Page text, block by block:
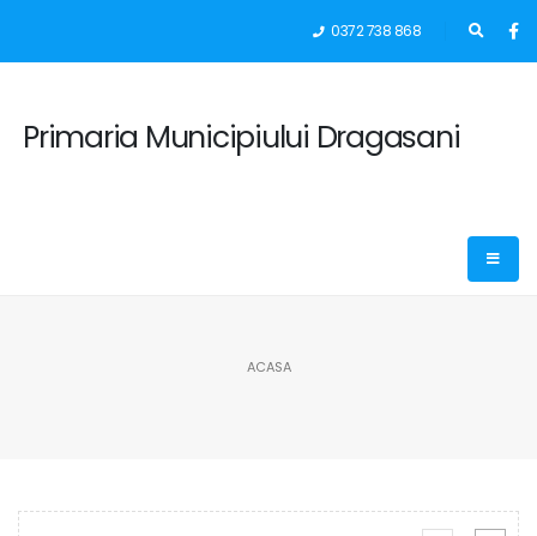
0372 738 868
Primaria Municipiului Dragasani
ACASA